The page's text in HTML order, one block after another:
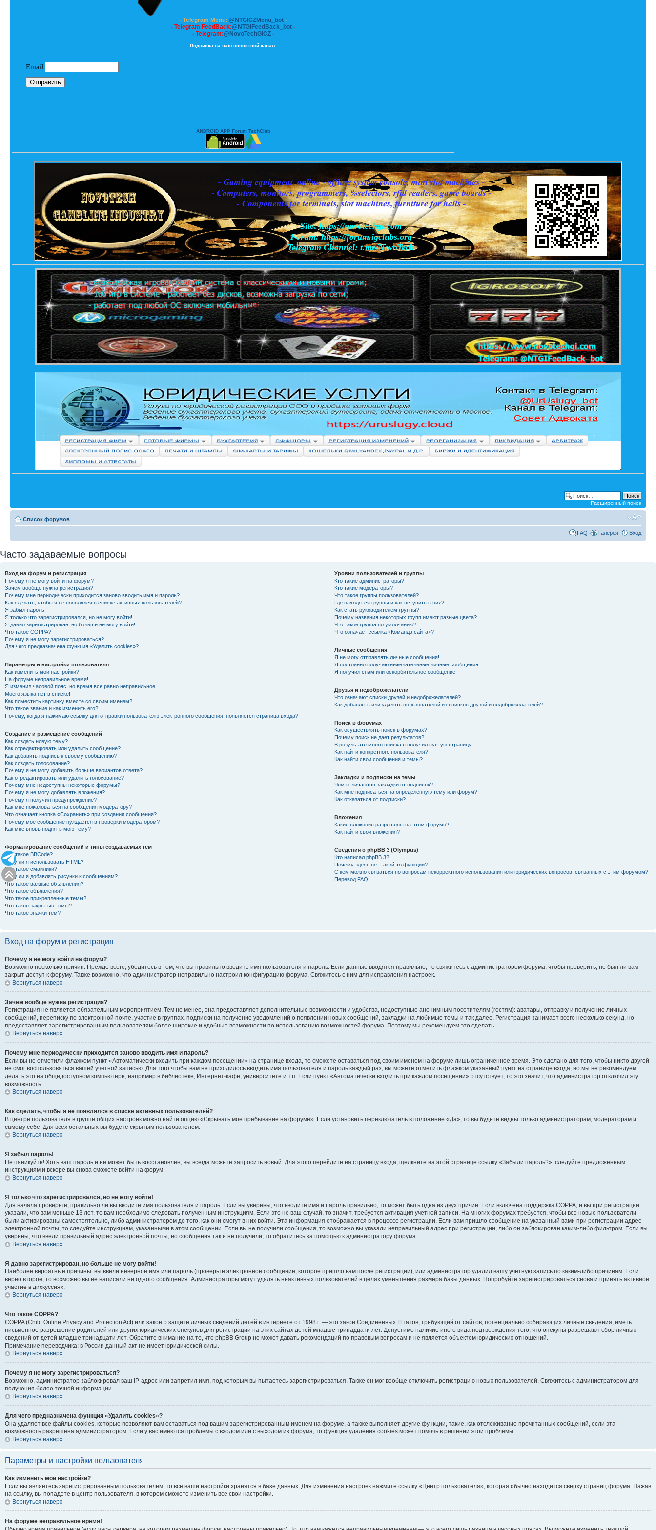
- Telegram Menu: @NTGICZMenu_bot-
- Telegram FeedBack:@NTGIFeedBack_bot -
- Telegram:@NovoTechGICZ-
Подписка на наш новостной канал:
ANDROID APP Forum TechClub
Расширенный поиск
Список форумов
FAQ Галерея Вход
Часто задаваемые вопросы
Вход на форум и регистрация
Почему я не могу войти на форум?
Зачем вообще нужна регистрация?
Почему мне периодически приходится заново вводить имя и пароль?
Как сделать, чтобы я не появлялся в списке активных пользователей?
Я забыл пароль!
Я только что зарегистрировался, но не могу войти!
Я давно зарегистрирован, но больше не могу войти!
Что такое COPPA?
Почему я не могу зарегистрироваться?
Для чего предназначена функция «Удалить cookies»?
Параметры и настройки пользователя
Как изменить мои настройки?
На форуме неправильное время!
Я изменил часовой пояс, но время все равно неправильное!
Моего языка нет в списке!
Как поместить картинку вместе со своим именем?
Что такое звание и как изменить его?
Почему, когда я нажимаю ссылку для отправки пользователю электронного сообщения, появляется страница входа?
Создание и размещение сообщений
Как создать новую тему?
Как отредактировать или удалить сообщение?
Как добавить подпись к своему сообщению?
Как создать голосование?
Почему я не могу добавить больше вариантов ответа?
Как отредактировать или удалить голосование?
Почему мне недоступны некоторые форумы?
Почему я не могу добавлять вложения?
Почему я получил предупреждение?
Как мне пожаловаться на сообщения модератору?
Что означает кнопка «Сохранить» при создании сообщения?
Почему мое сообщение нуждается в проверки модератором?
Как мне вновь поднять мою тему?
Форматирование сообщений и типы создаваемых тем
Что такое BBCode?
Могу ли я использовать HTML?
Что такое смайлики?
Могу ли я добавлять рисунки к сообщениям?
Что такое важные объявления?
Что такое объявления?
Что такое прикрепленные темы?
Что такое закрытые темы?
Что такое значки тем?
Уровни пользователей и группы
Кто такие администраторы?
Кто такие модераторы?
Что такое группы пользователей?
Где находятся группы и как вступить в них?
Как стать руководителем группы?
Почему названия некоторых групп имеют разные цвета?
Что такое группа по умолчанию?
Что означает ссылка «Команда сайта»?
Личные сообщения
Я не могу отправлять личные сообщения!
Я постоянно получаю нежелательные личные сообщения!
Я получил спам или оскорбительное сообщение!
Друзья и недоброжелатели
Что означают списки друзей и недоброжелателей?
Как добавлять или удалять пользователей из списков друзей и недоброжелателей?
Поиск в форумах
Как осуществлять поиск в форумах?
Почему поиск не дает результатов?
В результате моего поиска я получил пустую страницу!
Как найти конкретного пользователя?
Как найти свои сообщения и темы?
Закладки и подписки на темы
Чем отличаются закладки от подписок?
Как мне подписаться на определенную тему или форум?
Как отказаться от подписки?
Вложения
Какие вложения разрешены на этом форуме?
Как найти свои вложения?
Сведения о phpBB 3 (Olympus)
Кто написал phpBB 3?
Почему здесь нет такой-то функции?
С кем можно связаться по вопросам некорректного использования или юридических вопросов, связанных с этим форумом?
Перевод FAQ
Вход на форум и регистрация
Почему я не могу войти на форум?
Возможно несколько причин. Прежде всего, убедитесь в том, что вы правильно вводите имя пользователя и пароль. Если данные вводятся правильно, то свяжитесь с администратором форума, чтобы проверить, не был ли вам
закрыт доступ к форуму. Также возможно, что администратор неправильно настроил конфигурацию форума. Свяжитесь с ним для исправления настроек.
Вернуться наверх
Зачем вообще нужна регистрация?
Регистрация не является обязательным мероприятием. Тем не менее, она предоставляет дополнительные возможности и удобства, недоступные анонимным посетителям (гостям): аватары, отправку и получение личных
сообщений, переписку по электронной почте, участие в группах, подписки на получение уведомлений о появлении новых сообщений, закладки на любимые темы и так далее. Регистрация занимает всего несколько секунд, но
предоставляет зарегистрированным пользователям более широкие и удобные возможности по использованию возможностей форума. Поэтому мы рекомендуем это сделать.
Вернуться наверх
Почему мне периодически приходится заново вводить имя и пароль?
Если вы не отметили флажком пункт «Автоматически входить при каждом посещении» на странице входа, то сможете оставаться под своим именем на форуме лишь ограниченное время. Это сделано для того, чтобы никто другой
не смог воспользоваться вашей учетной записью. Для того чтобы вам не приходилось вводить имя пользователя и пароль каждый раз, вы можете отметить флажком указанный пункт на странице входа, но мы не рекомендуем
делать это на общедоступном компьютере, например в библиотеке, Интернет-кафе, университете и т.п. Если пункт «Автоматически входить при каждом посещении» отсутствует, то это значит, что администратор отключил эту
возможность.
Вернуться наверх
Как сделать, чтобы я не появлялся в списке активных пользователей?
В центре пользователя в группе общих настроек можно найти опцию «Скрывать мое пребывание на форуме». Если установить переключатель в положение «Да», то вы будете видны только администраторам, модераторам и
самому себе. Для всех остальных вы будете скрытым пользователем.
Вернуться наверх
Я забыл пароль!
Не паникуйте! Хоть ваш пароль и не может быть восстановлен, вы всегда можете запросить новый. Для этого перейдите на страницу входа, щелкните на этой странице ссылку «Забыли пароль?», следуйте предложенным
инструкциям и вскоре вы снова сможете войти на форум.
Вернуться наверх
Я только что зарегистрировался, но не могу войти!
Для начала проверьте, правильно ли вы вводите имя пользователя и пароль. Если вы уверены, что вводите имя и пароль правильно, то может быть одна из двух причин. Если включена поддержка COPPA, и вы при регистрации
указали, что вам меньше 13 лет, то вам необходимо следовать полученным инструкциям. Если это не ваш случай, то значит, требуется активация учетной записи. На многих форумах требуется, чтобы все новые пользователи
были активированы самостоятельно, либо администратором до того, как они смогут в них войти. Эта информация отображается в процессе регистрации. Если вам пришло сообщение на указанный вами при регистрации адрес
электронной почты, то следуйте инструкциям, указанными в этом сообщении. Если вы не получили сообщения, то возможно вы указали неправильный адрес при регистрации, либо он заблокирован каким-либо фильтром. Если вы
уверены, что ввели правильный адрес электронной почты, но сообщения так и не получили, то обратитесь за помощью к администратору форума.
Вернуться наверх
Я давно зарегистрирован, но больше не могу войти!
Наиболее вероятные причины: вы ввели неверное имя или пароль (проверьте электронное сообщение, которое пришло вам после регистрации), или администратор удалил вашу учетную запись по каким-либо причинам. Если
верно второе, то возможно вы не написали ни одного сообщения. Администраторы могут удалять неактивных пользователей в целях уменьшения размера базы данных. Попробуйте зарегистрироваться снова и принять активное
участие в дискуссиях.
Вернуться наверх
Что такое COPPA?
COPPA (Child Online Privacy and Protection Act) или закон о защите личных сведений детей в интернете от 1998 г. — это закон Соединенных Штатов, требующий от сайтов, потенциально собирающих личные сведения, иметь
письменное разрешение родителей или других юридических опекунов для регистрации на этих сайтах детей младше тринадцати лет. Допустимо наличие иного вида подтверждения того, что опекуны разрешают сбор личных
сведений от детей младше тринадцати лет. Обратите внимание на то, что phpBB Group не может давать рекомендаций по правовым вопросам и не является объектом юридических отношений.
Примечание переводчика: в России данный акт не имеет юридической силы.
Вернуться наверх
Почему я не могу зарегистрироваться?
Возможно, администратор заблокировал ваш IP-адрес или запретил имя, под которым вы пытаетесь зарегистрироваться. Также он мог вообще отключить регистрацию новых пользователей. Свяжитесь с администратором для
получения более точной информации.
Вернуться наверх
Для чего предназначена функция «Удалить cookies»?
Она удаляет все файлы cookies, которые позволяют вам оставаться под вашим зарегистрированным именем на форуме, а также выполняет другие функции, такие, как отслеживание прочитанных сообщений, если эта
возможность разрешена администратором. Если у вас имеются проблемы с входом или с выходом из форума, то функция удаления cookies может помочь в решении этой проблемы.
Вернуться наверх
Параметры и настройки пользователя
Как изменить мои настройки?
Если вы являетесь зарегистрированным пользователем, то все ваши настройки хранятся в базе данных. Для изменения настроек нажмите ссылку «Центр пользователя», которая обычно находится сверху страниц форума. Нажав
на ссылку, вы попадете в центр пользователя, в котором сможете изменить все свои настройки.
Вернуться наверх
На форуме неправильное время!